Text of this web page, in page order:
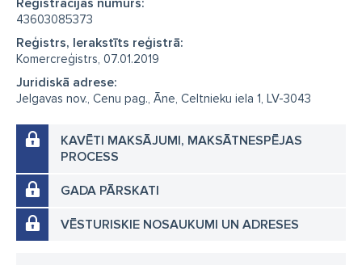
43603085373
Reģistrs, Ierakstīts reģistrā:
Komercreģistrs, 07.01.2019
Juridiskā adrese:
Jelgavas nov., Cenu pag., Āne, Celtnieku iela 1, LV-3043
KAVĒTI MAKSĀJUMI, MAKSĀTNESPĒJAS
PROCESS
GADA PĀRSKATI
VĒSTURISKIE NOSAUKUMI UN ADRESES